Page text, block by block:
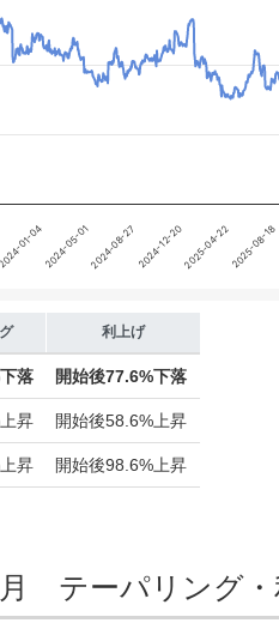
2024-01-042024-05-012024-08-27 2024-12-202025-04-222025-08-18
利上げ
落 開始後77.6%下落
昇 開始後58.6%上昇
昇 開始後98.6%上昇
テーパリング